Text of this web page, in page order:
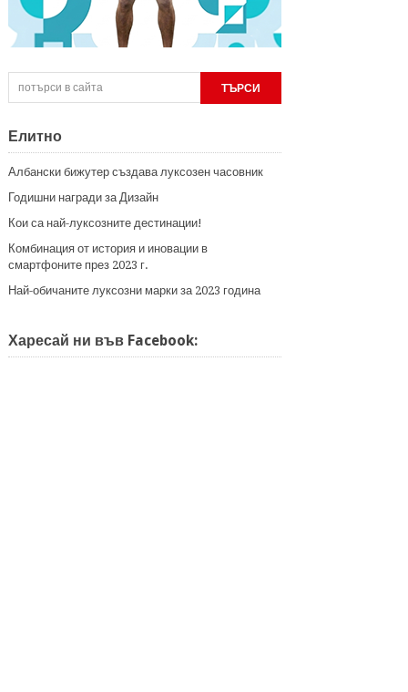
Елитно
Албански бижутер създава луксозен часовник
Годишни награди за Дизайн
Кои са най-луксозните дестинации!
Комбинация от история и иновации в
смартфоните през 2023 г.
Най-обичаните луксозни марки за 2023 година
Харесай ни във Facebook: